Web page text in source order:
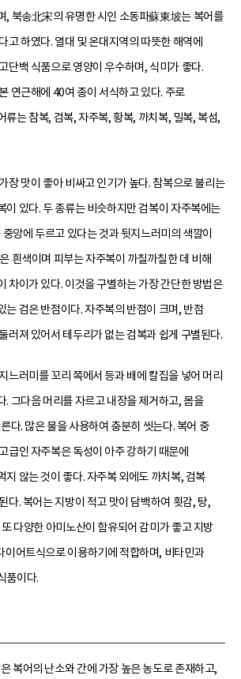
, 북송北宋의 유명한 시인 소동파蘇東坡는 복어를
고 하였다. 열대 및 온대지역의 따뜻한 해역에
단백 식품으로 영양이 우수하며, 식미가 좋다.
연근해에 40여 종이 서식하고 있다. 주로
류는 참복, 검복, 자주복, 황복, 까치복, 밀복, 복섬,
장 맛이 좋아 비싸고 인기가 높다. 참복으로 불리는
이 있다. 두 종류는 비슷하지만 검복이 자주복에는
앙에 두르고 있다는 것과 뒷지느러미의 색깔이
흰색이며 피부는 자주복이 까칠까칠한 데 비해
차이가 있다. 이것을 구별하는 가장 간단한 방법은
는 검은 반점이다. 자주복의 반점이 크며, 반점
러져 있어서 테두리가 없는 검복과 쉽게 구별된다.
느러미를 꼬리 쪽에서 등과 배에 칼집을 넣어 머리
. 그다음 머리를 자르고 내장을 제거하고, 몸을
다. 많은 물을 사용하여 충분히 씻는다. 복어 중
급인 자주복은 독성이 아주 강하기 때문에
지 않는 것이 좋다. 자주복 외에도 까치복, 검복
다. 복어는 지방이 적고 맛이 담백하여 횟감, 탕,
다양한 아미노산이 함유되어 감미가 좋고 지방
이어트식으로 이용하기에 적합하며, 비타민과
품이다.
복어의 난소와 간에 가장 높은 농도로 존재하고,